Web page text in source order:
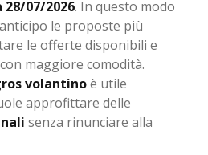
07/2026. In questo modo
le proposte più
le offerte disponibili e
maggiore comodità.
volantinoè utile
approfittare delle
senza rinunciare alla